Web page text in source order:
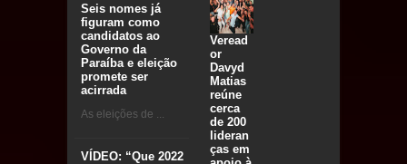
Seis nomes já
figuram como
candidatos ao
Governo da
Paraíba e eleição
promete ser
acirrada
As eleições de ...
VÍDEO: “Que 2022
Veread
or
Davyd
Matias
reúne
cerca
de 200
lideran
ças em